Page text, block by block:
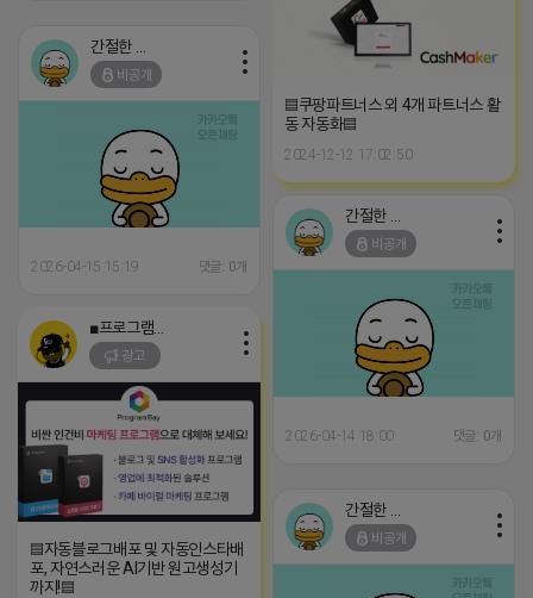
▤쿠팡파트너스 외 4개 파트너스 활
동 자동화▤
2024-12-12 17:02:50
비공개
2026-04-15 15:19 댓글: 0개
비공개
2026-04-14 18:00 댓글: 0개
광고
▤자동블로그배포 및 자동인스타배
포, 자연스러운 AI기반 원고생성기
까지!▤
비공개